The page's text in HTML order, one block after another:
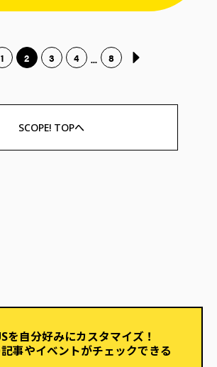
1 2 3 4 ... 8
SCOPE! TOPへ
を自分好みにカスタマイズ！
事やイベントがチェックできる